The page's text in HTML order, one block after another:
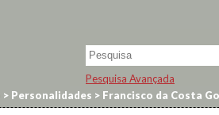
Pesquisa Avançada
> Personalidades > Francisco da Costa